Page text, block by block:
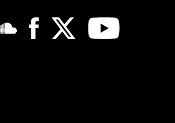
Facebook
X Youtube